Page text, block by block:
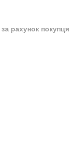
за рахунок покупця